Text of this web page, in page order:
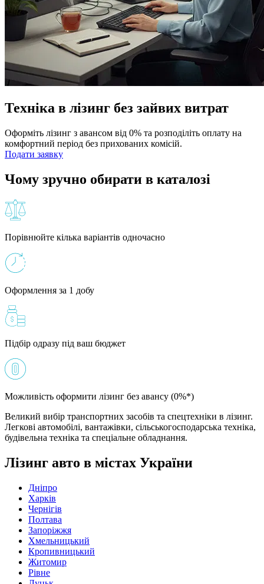
Техніка в лізинг без зайвих витрат
Оформіть лізинг з авансом від 0% та розподіліть оплату на
комфортний період без прихованих комісій.
Подати заявку
Чому зручно обирати в каталозі
Порівнюйте кілька варіантів одночасно
Оформлення за 1 добу
Підбір одразу під ваш бюджет
Можливість оформити лізинг без авансу (0%*)
Великий вибір транспортних засобів та спецтехніки в лізинг.
Легкові автомобілі, вантажівки, сільськогосподарська техніка,
будівельна техніка та спеціальне обладнання.
Лізинг авто в містах України
Дніпро
Харків
Чернігів
Полтава
Запоріжжя
Хмельницький
Кропивницький
Житомир
Рівне